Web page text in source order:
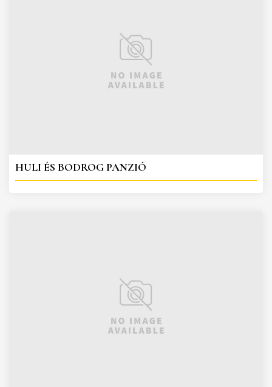
HULI ÉS BODROG PANZIÓ